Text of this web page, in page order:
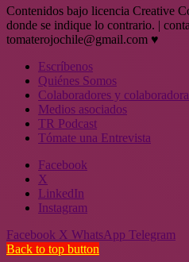
Contenidos bajo licencia Creative
donde se indique lo contrario. |
tomaterojochile@gmail.com ♥
Escríbenos
Quiénes Somos
Colaboradores y
Medios asociados
TR Podcast
Tómate una Entrevista
Facebook
X
LinkedIn
Instagram
Facebook X WhatsApp Telegram
Back to top button